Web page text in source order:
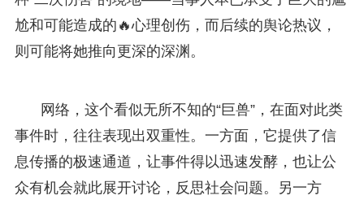
尬和可能造成的🔥心理创伤，而后续的舆论热议，
则可能将她推向更深的深渊。
网络，这个看似无所不知的“巨兽”，在面对此类
事件时，往往表现出双重性。一方面，它提供了信
息传播的极速通道，让事件得以迅速发酵，也让公
众有机会就此展开讨论，反思社会问题。另一方